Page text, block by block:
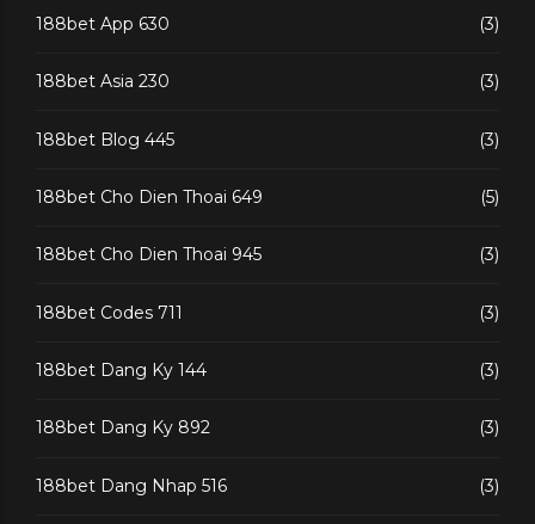
188bet App 630 (3)
188bet Asia 230 (3)
188bet Blog 445 (3)
188bet Cho Dien Thoai 649 (5)
188bet Cho Dien Thoai 945 (3)
188bet Codes 711 (3)
188bet Dang Ky 144 (3)
188bet Dang Ky 892 (3)
188bet Dang Nhap 516 (3)